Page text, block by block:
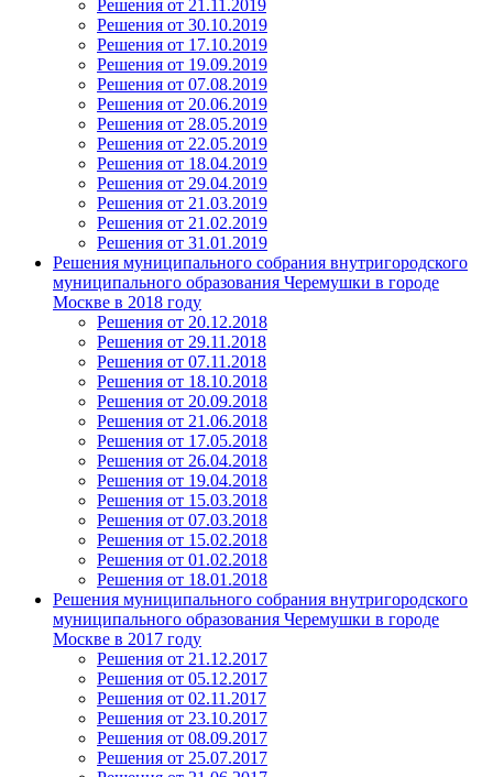
Решения от 21.11.2019
Решения от 30.10.2019
Решения от 17.10.2019
Решения от 19.09.2019
Решения от 07.08.2019
Решения от 20.06.2019
Решения от 28.05.2019
Решения от 22.05.2019
Решения от 18.04.2019
Решения от 29.04.2019
Решения от 21.03.2019
Решения от 21.02.2019
Решения от 31.01.2019
Решения муниципального собрания внутригородского
муниципального образования Черемушки в городе
Москве в 2018 году
Решения от 20.12.2018
Решения от 29.11.2018
Решения от 07.11.2018
Решения от 18.10.2018
Решения от 20.09.2018
Решения от 21.06.2018
Решения от 17.05.2018
Решения от 26.04.2018
Решения от 19.04.2018
Решения от 15.03.2018
Решения от 07.03.2018
Решения от 15.02.2018
Решения от 01.02.2018
Решения от 18.01.2018
Решения муниципального собрания внутригородского
муниципального образования Черемушки в городе
Москве в 2017 году
Решения от 21.12.2017
Решения от 05.12.2017
Решения от 02.11.2017
Решения от 23.10.2017
Решения от 08.09.2017
Решения от 25.07.2017